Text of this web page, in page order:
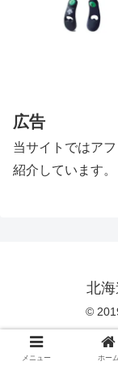
広告
当サイトではア
紹介しています。
北
©
メニュー ホーム